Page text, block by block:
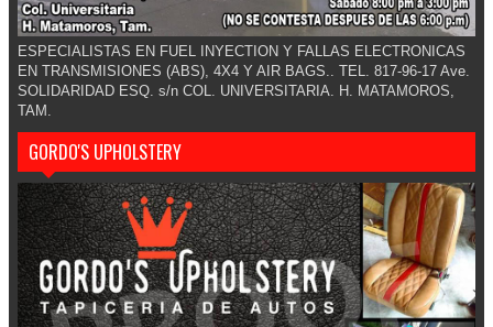
ESPECIALISTAS EN FUEL INYECTION Y FALLAS ELECTRONICAS
EN TRANSMISIONES (ABS), 4X4 Y AIR BAGS.. TEL. 817-96-17 Ave.
SOLIDARIDAD ESQ. s/n COL. UNIVERSITARIA. H. MATAMOROS,
TAM.
GORDO'S UPHOLSTERY